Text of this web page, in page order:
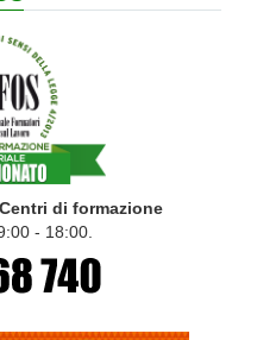
di formazione
- 18:00.